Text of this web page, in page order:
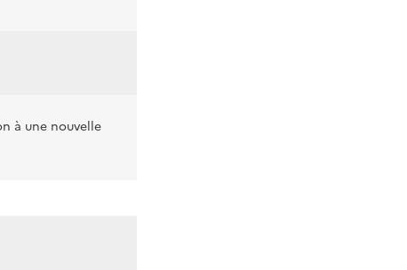
à une nouvelle